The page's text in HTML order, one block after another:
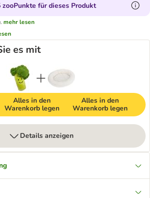
zooPunkte für dieses Produkt
mehr lesen
es mit
Alles in den
Warenkorb legen
Alles in den
Warenkorb legen
Details anzeigen